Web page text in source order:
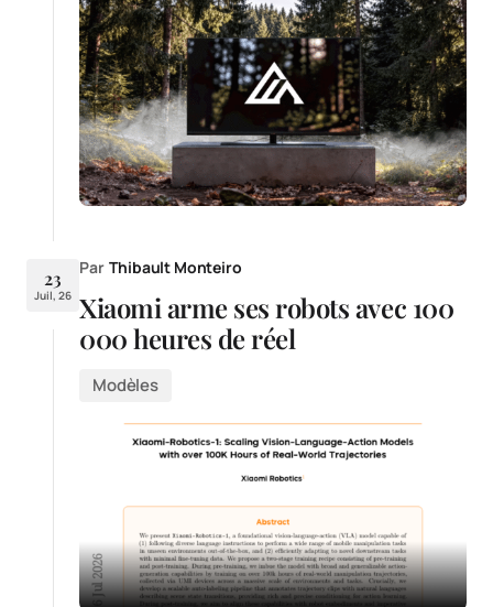
23
Juil, 26
Par Thibault Monteiro
Xiaomi arme ses robots avec 100
000 heures de réel
Modèles